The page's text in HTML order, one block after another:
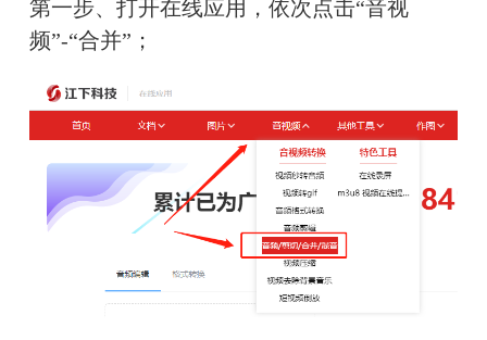
第一步、打开在线应用，依次点击“音视
频”-“合并”；